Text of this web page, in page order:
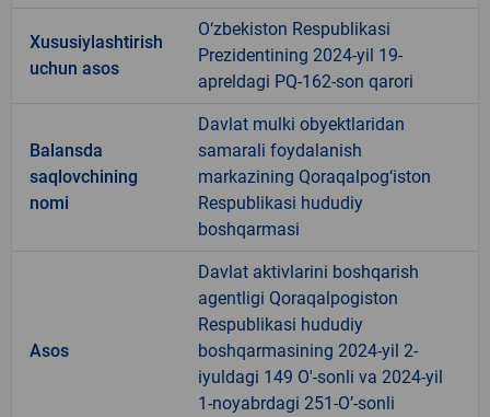
Xususiylashtirish
uchun asos
O‘zbekiston Respublikasi
Prezidentining 2024-yil 19-
apreldagi PQ-162-son qarori
Balansda
saqlovchining
nomi
Davlat mulki obyektlaridan
samarali foydalanish
markazining Qoraqalpog‘iston
Respublikasi hududiy
boshqarmasi
Asos
Davlat aktivlarini boshqarish
agentligi Qoraqalpogiston
Respublikasi hududiy
boshqarmasining 2024-yil 2-
iyuldagi 149 O'-sonli va 2024-yil
1-noyabrdagi 251-O’-sonli